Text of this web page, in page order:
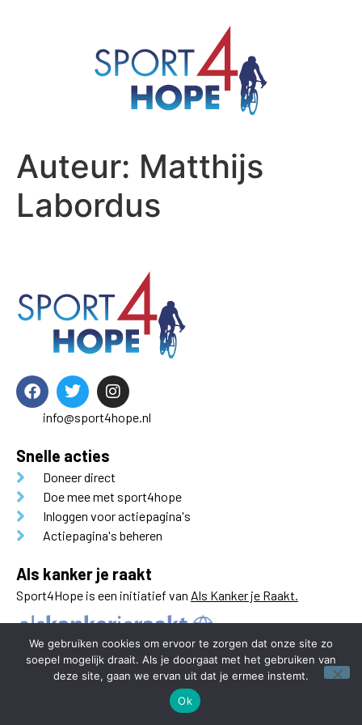
Auteur: Matthijs
Labordus
info@sport4hope.nl
Snelle acties
Doneer direct
Doe mee met sport4hope
Inloggen voor actiepagina's
Actiepagina's beheren
Als kanker je raakt
Sport4Hope is een initiatief van Als Kanker je Raakt.
We gebruiken cookies om ervoor te zorgen dat onze site zo
soepel mogelijk draait. Als je doorgaat met het gebruiken van
deze site, gaan we ervan uit dat je ermee instemt.
Ok